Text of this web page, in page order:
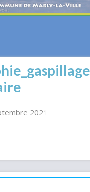
2021